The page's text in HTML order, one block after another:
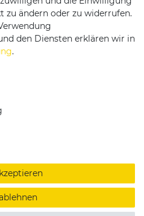
König Design
KS-COMMERCE
zu ändern oder zu widerrufen.
den Diensten erklären wir in
.